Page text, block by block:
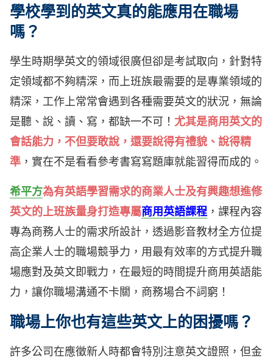
學校學到的英文真的能應用在職場
嗎？
學生時期學英文的領域很廣但卻是考試取向，針對特
定領域都不夠精深，而上班族最需要的是專業領域的
精深，工作上常常會遇到各種需要英文的狀況，無論
是聽、說、讀、寫，都缺一不可！ 尤其是商用英文的
會話能力，不但要敢說，還要說得有禮貌、說得精
準 ，實在不是看看參考書寫寫題庫就能習得而成的。
希平方為有英語學習需求的商業人士及有興趣想進修
英文的上班族量身打造專屬商用英語課程 ，課程內容
專為商務人士的需求所設計，透過影音教材全方位提
高企業人士的職場競爭力，用最有效率的方式提升職
場應對及英文即戰力，在最短的時間提升商用英語能
力，讓你職場溝通不卡關，商務場合不詞窮！
職場上你也有這些英文上的困擾嗎？
許多公司在應徵新人時都會特別注意英文證照，但金